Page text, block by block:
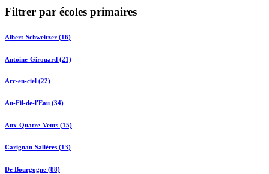
Filtrer par écoles primaires
Albert-Schweitzer (16)
Antoine-Girouard (21)
Arc-en-ciel (22)
Au-Fil-de-l'Eau (34)
Aux-Quatre-Vents (15)
Carignan-Salières (13)
De Bourgogne (88)